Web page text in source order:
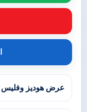
عرض هوديز وفليس